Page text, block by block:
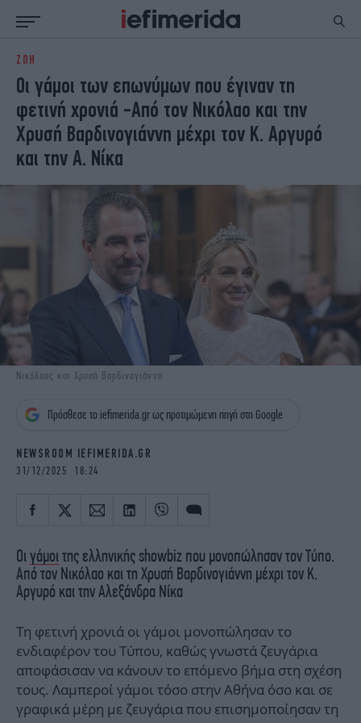
ΕΙΔΗΣΕΙΣ
NON PAPER
ΕΛΛΑΔΑ
ΟΙΚΟΝΟΜΙΑ
ΚΟΣΜΟΣ
ΠΟΛΙΤΙΣΜΟΣ
ΠΑΝΕΛΛΗΝΙΕΣ
ΖΩΗ
ΓΥΝΑΙΚΑ
ENGLISH EDITION
TRAVEL
ΥΓΕΙΑ
ΟΛΥΜΠΙΑΚΟΙ ΑΓΩΝΕΣ
GREEN
PODCAST
iAUTOKINITO
iBOOKS
ΖΩΔΙΑ
MEDIA
ELAMEFORA
NEWSLETTER
ΖΩΗ
Οι γάμοι των επωνύμων που έγιναν τη
φετινή χρονιά -Από τον Νικόλαο και την
Χρυσή Βαρδινογιάννη μέχρι τον Κ. Αργυρό
και την Α. Νίκα
Νικόλαος και Χρυσή Βαρδινογιάννη
Πρόσθεσε το iefimerida.gr ως προτιμώμενη πηγή στη Google
NEWSROOM IEFIMERIDA.GR
31/12/2025 18:24
Οι γάμοι της ελληνικής showbiz που μονοπώλησαν τον Τύπο.
Από τον Νικόλαο και τη Χρυσή Βαρδινογιάννη μέχρι τον Κ.
Αργυρό και την Αλεξάνδρα Νίκα
Τη φετινή χρονιά οι γάμοι μονοπώλησαν το
ενδιαφέρον του Τύπου, καθώς γνωστά ζευγάρια
αποφάσισαν να κάνουν το επόμενο βήμα στη σχέση
τους. Λαμπεροί γάμοι τόσο στην Αθήνα όσο και σε
γραφικά μέρη με ζευγάρια που επισημοποίησαν τη